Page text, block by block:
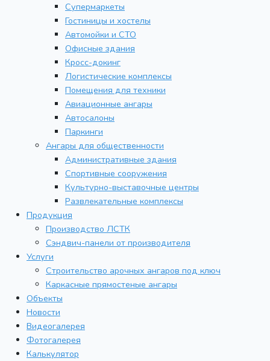
Супермаркеты
Гостиницы и хостелы
Автомойки и СТО
Офисные здания
Кросс-докинг
Логистические комплексы
Помещения для техники
Авиационные ангары
Автосалоны
Паркинги
Ангары для общественности
Административные здания
Спортивные сооружения
Культурно-выставочные центры
Развлекательные комплексы
Продукция
Производство ЛСТК
Сэндвич-панели от производителя
Услуги
Строительство арочных ангаров под ключ
Каркасные прямостеные ангары
Объекты
Новости
Видеогалерея
Фотогалерея
Калькулятор